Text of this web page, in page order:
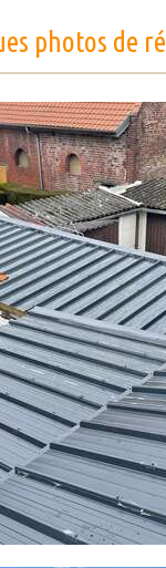
photos de